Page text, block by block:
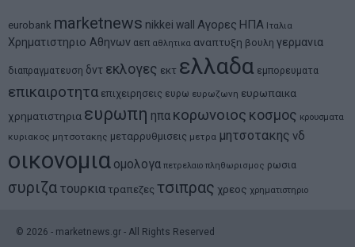
eurobank marketnews nikkei wall Αγορες ΗΠΑ Ιταλια
Χρηματιστηριο Αθηνων αεπ αθλητικα αναπτυξη βουλη γερμανια
διαπραγματευση δντ εκλογες εκτ ελλαδα εμπορευματα
επικαιροτητα επιχειρησεις ευρω ευρωζωνη ευρωπαικα
χρηματιστηρια ευρωπη ηπα κορωνοιος κοσμος κρουσματα
κυριακος μητσοτακης μεταρρυθμισεις μετρα μητσοτακης νδ
οικονομια ομολογα πετρελαιο πληθωρισμος ρωσια
συριζα τουρκια τραπεζες τσιπρας χρεος χρηματιστηριο
© 2026 - marketnews.gr - All Rights Reserved